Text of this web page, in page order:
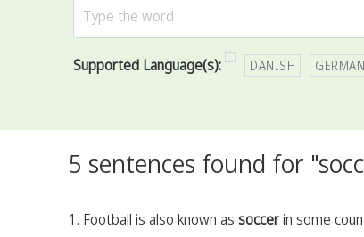
Supported Language(s): DANISH GERMAN
5 sentences found for
1. Football is also known as soccerin some